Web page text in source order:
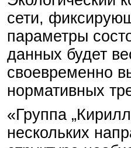
сети,
параметры
данных будет
своевременно
нормативных
«Группа
нескольких